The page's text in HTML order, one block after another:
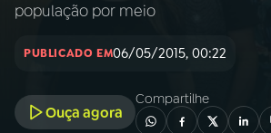
INÍCIO
A RÁDIO
população por meio
PUBLICADO EM06/05/2015, 00:22
Ouça agora
Compartilhe